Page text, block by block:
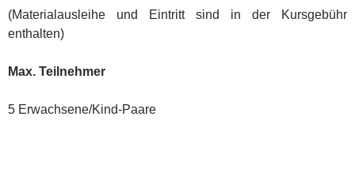
(Materialausleihe und Eintritt sind in der Kursgebühr
enthalten)
Max. Teilnehmer
5 Erwachsene/Kind-Paare